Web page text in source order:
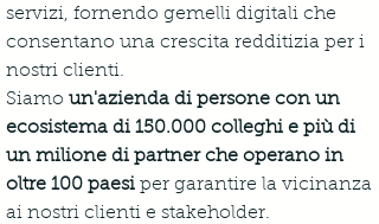
servizi, fornendo gemelli digitali che
consentano una crescita redditizia per i
nostri clienti.
Siamo un'azienda di persone con un
ecosistema di 150.000 colleghi e più di
un milione di partner che operano in
oltre 100 paesi per garantire la vicinanza
ai nostri clienti e stakeholder.